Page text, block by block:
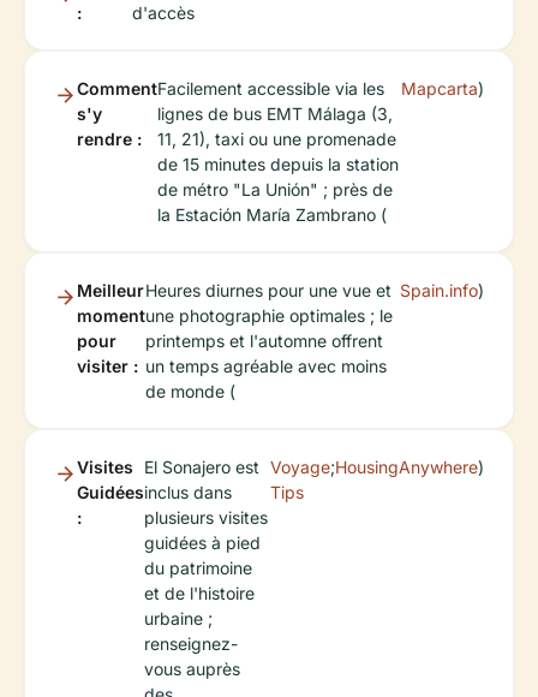
:
d'accès
Comment
s'y
rendre :
Facilement accessible via les
lignes de bus EMT Málaga (3,
11, 21), taxi ou une promenade
de 15 minutes depuis la station
de métro "La Unión" ; près de
la Estación María Zambrano (
Mapcarta)
Meilleur
moment
pour
visiter :
Heures diurnes pour une vue et
une photographie optimales ; le
printemps et l'automne offrent
un temps agréable avec moins
de monde (
Spain.info)
Visites
Guidées
:
El Sonajero est
inclus dans
plusieurs visites
guidées à pied
du patrimoine
et de l'histoire
urbaine ;
renseignez-
vous auprès
Voyage
Tips
;HousingAnywhere)